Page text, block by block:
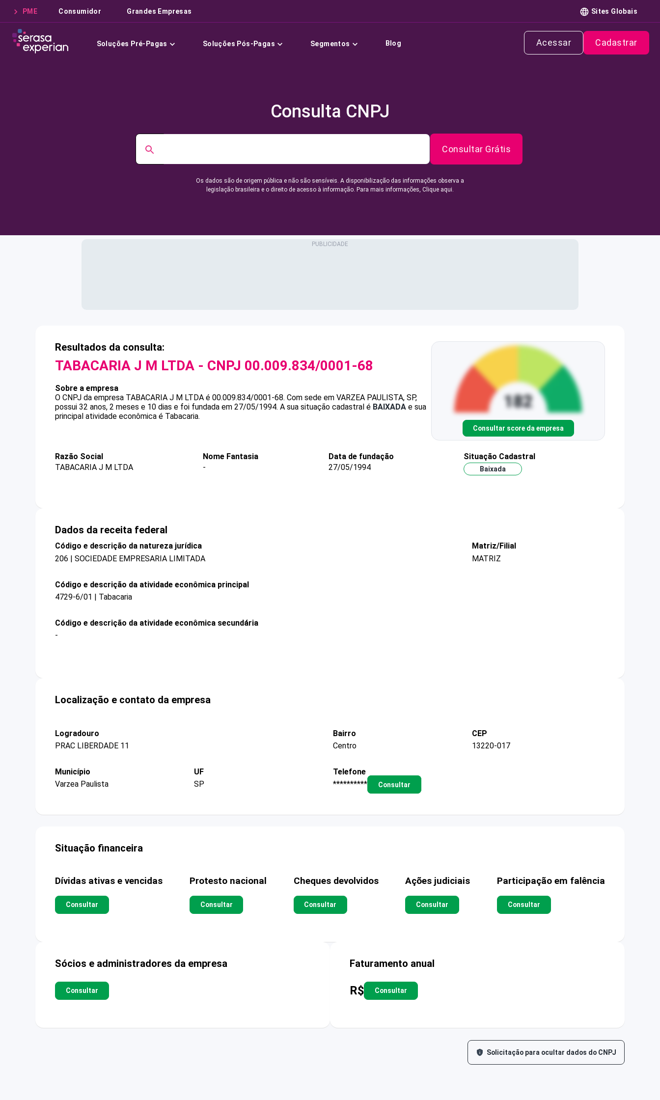
PME Consumidor Grandes Empresas Sites Globais
Soluções Pré-Pagas Soluções Pós-Pagas Segmentos Blog Acessar Cadastrar
Consulta CNPJ
Consultar Grátis
Os dados são de origem pública e não são sensíveis. A disponibilização das informações observa a
legislação brasileira e o direito de acesso à informação. Para mais informações, Clique aqui.
Resultados da consulta:
TABACARIA J M LTDA - CNPJ 00.009.834/0001-68
Sobre a empresa
O CNPJ da empresa TABACARIA J M LTDA é 00.009.834/0001-68. Com sede em VARZEA PAULISTA, SP,
possui 32 anos, 2 meses e 10 dias e foi fundada em 27/05/1994. A sua situação cadastral é BAIXADA e sua
principal atividade econômica é Tabacaria.
Consultar score da empresa
Razão Social
TABACARIA J M LTDA
Nome Fantasia
-
Data de fundação
27/05/1994
Situação Cadastral
Baixada
Dados da receita federal
Código e descrição da natureza jurídica
206 | SOCIEDADE EMPRESARIA LIMITADA
Matriz/Filial
MATRIZ
Código e descrição da atividade econômica principal
4729-6/01 | Tabacaria
Código e descrição da atividade econômica secundária
-
Localização e contato da empresa
Logradouro
PRAC LIBERDADE 11
Bairro
Centro
CEP
13220-017
Município
Varzea Paulista
UF
SP
Telefone
**********
Consultar
Situação financeira
Dívidas ativas e vencidas
Consultar
Protesto nacional
Consultar
Cheques devolvidos
Consultar
Ações judiciais
Consultar
Participação em falência
Consultar
Sócios e administradores da empresa
Consultar
Faturamento anual
R$ Consultar
Solicitação para ocultar dados do CNPJ